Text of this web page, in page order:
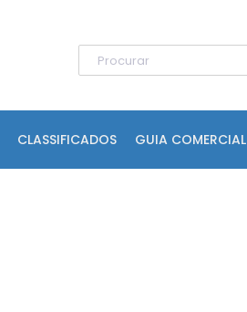
CLASSIFICADOS GUIA COMERCIAL